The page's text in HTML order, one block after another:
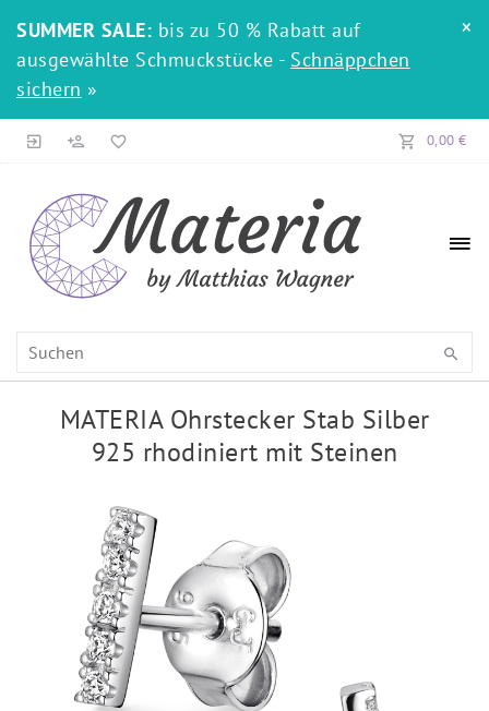
SUMMER SALE: bis zu 50 % Rabatt auf
ausgewählte Schmuckstücke - Schnäppchen
sichern »
×
0,00 €
MATERIA Ohrstecker Stab Silber
925 rhodiniert mit Steinen